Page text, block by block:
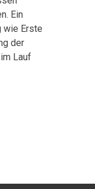
Ein
wie Erste
der
Lauf